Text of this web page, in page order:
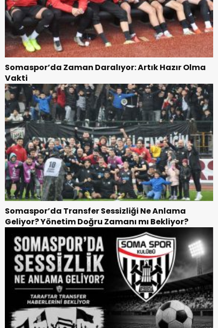
Somaspor’da Zaman Daralıyor: Artık Hazır Olma
Vakti
Somaspor’da Transfer Sessizliği Ne Anlama
Geliyor? Yönetim Doğru Zamanı mı Bekliyor?